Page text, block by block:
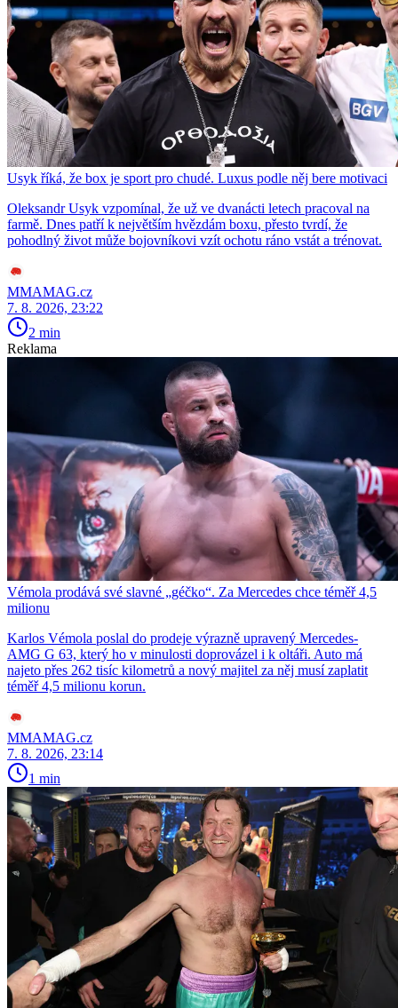
Usyk říká, že box je sport pro chudé. Luxus podle něj bere motivaci
Oleksandr Usyk vzpomínal, že už ve dvanácti letech pracoval na
farmě. Dnes patří k největším hvězdám boxu, přesto tvrdí, že
pohodlný život může bojovníkovi vzít ochotu ráno vstát a trénovat.
MMAMAG.cz
7. 8. 2026, 23:22
2 min
Reklama
Vémola prodává své slavné „géčko“. Za Mercedes chce téměř 4,5
milionu
Karlos Vémola poslal do prodeje výrazně upravený Mercedes-
AMG G 63, který ho v minulosti doprovázel i k oltáři. Auto má
najeto přes 262 tisíc kilometrů a nový majitel za něj musí zaplatit
téměř 4,5 milionu korun.
MMAMAG.cz
7. 8. 2026, 23:14
1 min